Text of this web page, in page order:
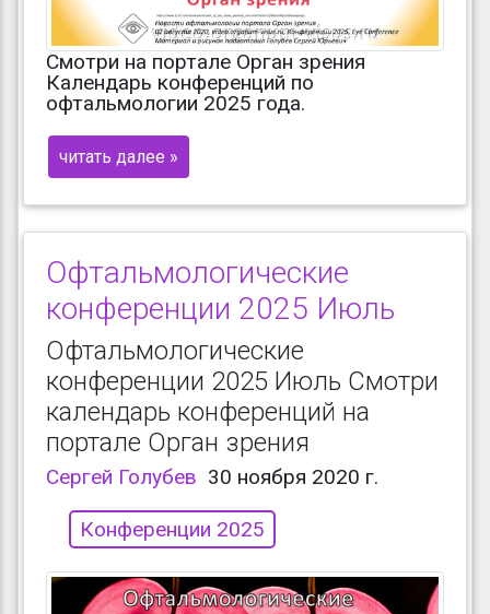
Смотри на портале Орган зрения
Календарь конференций по
офтальмологии 2025 года.
читать далее »
Офтальмологические
конференции 2025 Июль
Офтальмологические
конференции 2025 Июль Смотри
календарь конференций на
портале Орган зрения
Сергей Голубев 30 ноября 2020 г.
Конференции 2025